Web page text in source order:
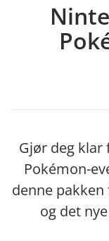
Gjør deg klar
Pokémon-
denne
og det